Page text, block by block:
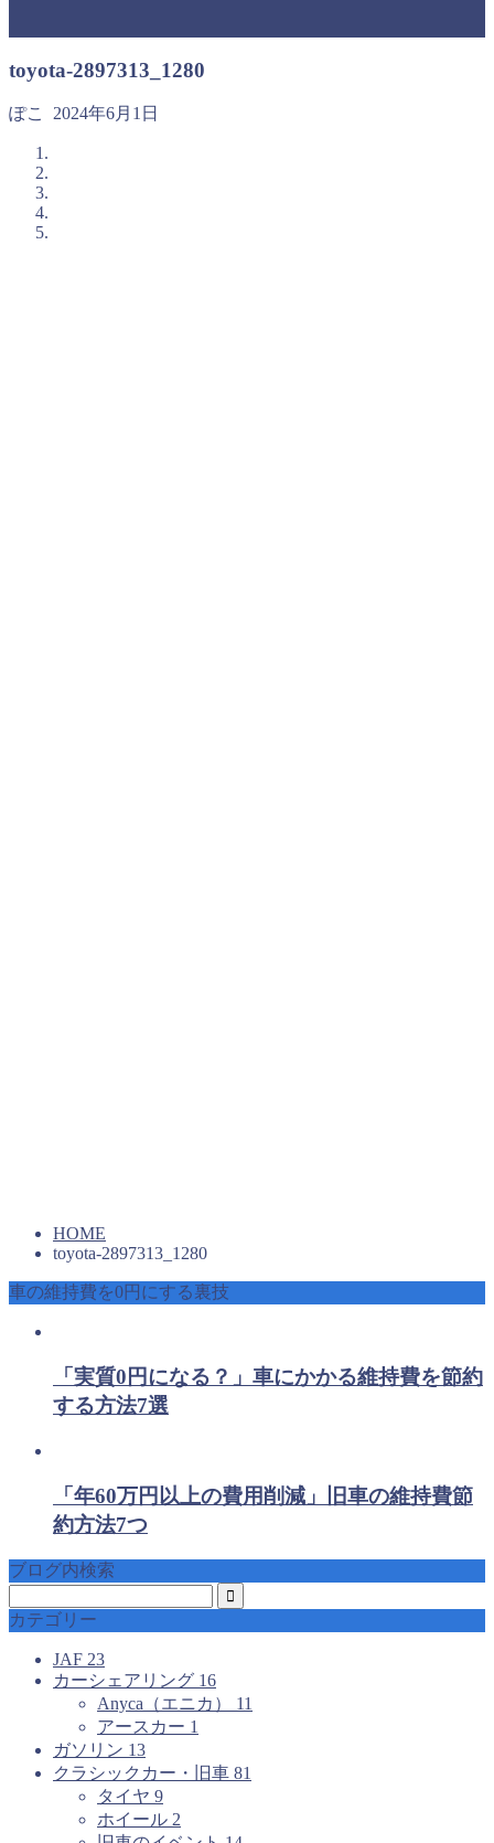
toyota-2897313_1280
ぽこ 2024年6月1日
HOME
toyota-2897313_1280
車の維持費を0円にする裏技
「実質0円になる？」車にかかる維持費を節約
する方法7選
「年60万円以上の費用削減」旧車の維持費節
約方法7つ
ブログ内検索
カテゴリー
JAF 23
カーシェアリング 16
Anyca（エニカ） 11
アースカー 1
ガソリン 13
クラシックカー・旧車 81
タイヤ 9
ホイール 2